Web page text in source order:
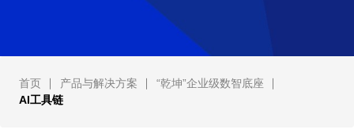
首页 产品与解决方案
“乾坤”企业级数智底座
AI工具链